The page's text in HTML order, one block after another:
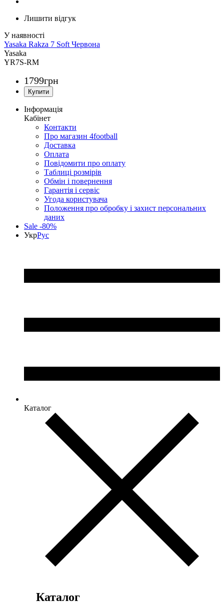
Лишити відгук
Yasaka Rakza 7 Soft Червона
Yasaka
YR7S-RM
1799грн
Інформація
Кабінет
Контакти
Про магазин 4football
Доставка
Оплата
Повідомити про оплату
Таблиці розмірів
Обмін і повернення
Гарантія і сервіс
Угода користувача
Положення про обробку і захист персональних
даних
Sale -80%
УкрРус
Каталог
Каталог